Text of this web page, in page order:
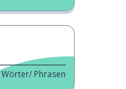
Wörter/ Phrasen